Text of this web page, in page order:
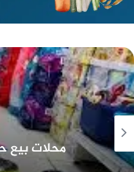
في نهاية
صعبة وهي الدفاع
براءة موكله،